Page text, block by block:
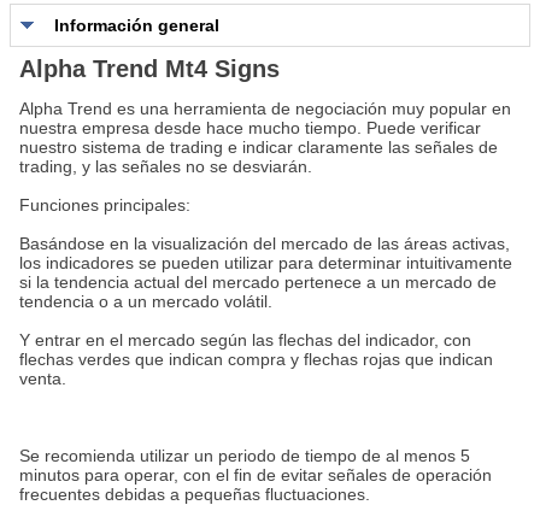
Información general
Alpha Trend Mt4 Signs
Alpha Trend es una herramienta de negociación muy popular en
nuestra empresa desde hace mucho tiempo. Puede verificar
nuestro sistema de trading e indicar claramente las señales de
trading, y las señales no se desviarán.
Funciones principales:
Basándose en la visualización del mercado de las áreas activas,
los indicadores se pueden utilizar para determinar intuitivamente
si la tendencia actual del mercado pertenece a un mercado de
tendencia o a un mercado volátil.
Y entrar en el mercado según las flechas del indicador, con
flechas verdes que indican compra y flechas rojas que indican
venta.
Se recomienda utilizar un periodo de tiempo de al menos 5
minutos para operar, con el fin de evitar señales de operación
frecuentes debidas a pequeñas fluctuaciones.